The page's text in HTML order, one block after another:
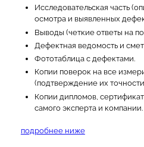
Исследовательская часть
осмотра и выявленных
Выводы (четкие ответы на
Дефектная ведомость и
Фототаблица с дефектами.
Копии поверок на все
(подтверждение их
Копии дипломов,
самого эксперта и компании.
подробнее ниже